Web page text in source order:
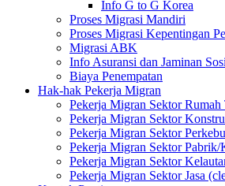
Info G to G Korea
Proses Migrasi Mandiri
Proses Migrasi Kepentingan
Migrasi ABK
Info Asuransi dan Jaminan
Biaya Penempatan
Hak-hak Pekerja Migran
Pekerja Migran Sektor Rumah
Pekerja Migran Sektor
Pekerja Migran Sektor
Pekerja Migran Sektor Pabrik/
Pekerja Migran Sektor
Pekerja Migran Sektor Jasa